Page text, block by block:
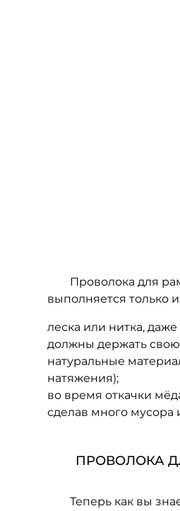
Проволока для
выполняется только
леска или нитка,
должны держать свою
натуральные
натяжения);
во время откачки
сделав много мусора
ПРОВОЛОКА
Теперь как вы